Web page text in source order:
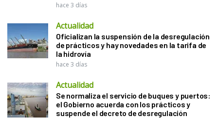
hace 3 días
Actualidad
Oficializan la suspensión de la desregulación
de prácticos y hay novedades en la tarifa de
la hidrovía
hace 3 días
Actualidad
Se normaliza el servicio de buques y puertos:
el Gobierno acuerda con los prácticos y
suspende el decreto de desregulación